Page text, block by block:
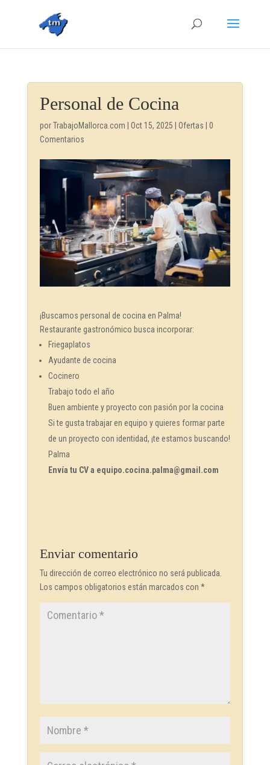
Personal de Cocina
porTrabajoMallorca.com Oct 15, 2025 Ofertas
0
Comentarios
¡Buscamos personal de cocina en Palma!
Restaurante gastronómico busca incorporar:
Friegaplatos
Ayudante de cocina
Cocinero
Trabajo todo el año
Buen ambiente y proyecto con pasión por la cocina
Si te gusta trabajar en equipo y quieres formar parte
de un proyecto con identidad, ¡te estamos buscando!
Palma
Envía tu CV a equipo.cocina.palma@gmail.com
Enviar comentario
Tu dirección de correo electrónico no será publicada.
Los campos obligatorios están marcados con *